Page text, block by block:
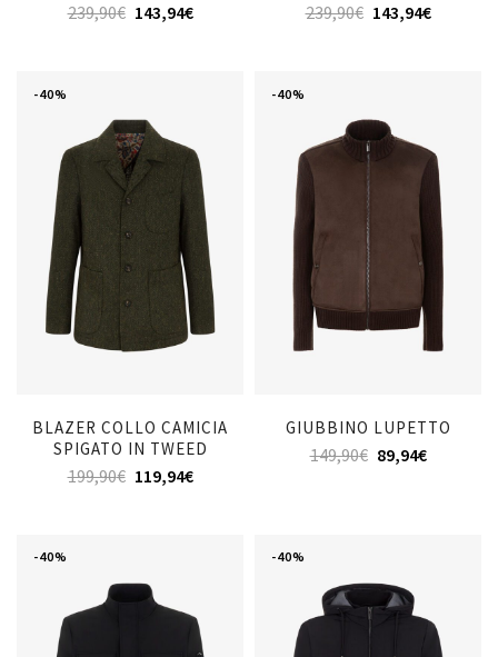
239,90€ 143,94€ 239,90€ 143,94€
-40%
BLAZER COLLO CAMICIA
SPIGATO IN TWEED
199,90€ 119,94€
-40%
GIUBBINO LUPETTO
149,90€ 89,94€
-40% -40%